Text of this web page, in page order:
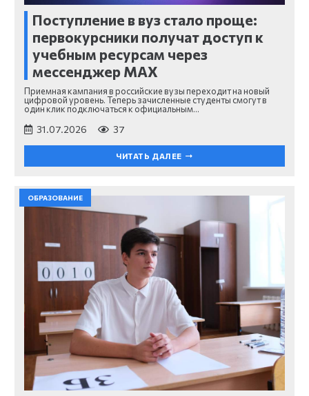
Поступление в вуз стало проще:
первокурсники получат доступ к
учебным ресурсам через
мессенджер MAX
Приемная кампания в российские вузы переходит на новый
цифровой уровень. Теперь зачисленные студенты смогут в
один клик подключаться к официальным…
31.07.2026 37
ЧИТАТЬ ДАЛЕЕ
ОБРАЗОВАНИЕ